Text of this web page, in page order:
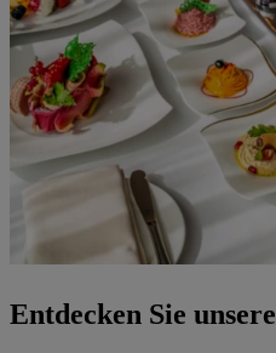
Entdecken Sie unsere